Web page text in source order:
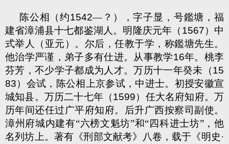
陈公相（约1542—？），字子显，号鑑塘，福
建省漳浦县十七都鉴湖人。明隆庆元年（ 1567）中
式举人（亚元）。尔后，任教于学，称鑑塘先生。
他治学严谨，弟子多有仕进。从事教学16年。桃李
芬芳，不少学子都成为人才。万历十一年癸未（15
83）会试，陈公相上京参试，中进士。初授安徽宣
城知县。万历二十七年（1599）任大名府知府。万
历年间还任过广平府知府。后升广西按察司副使。
漳州府城内建有“六榜文魁坊”和“四科进士坊”，他
名列坊上。著有《刑部文献考》八卷，载于《明史·